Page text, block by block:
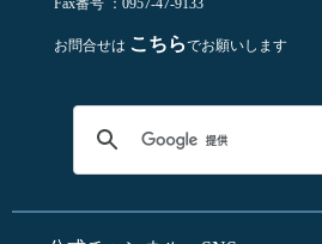
Fax番号 ：0957-47-9133
お問合せは こちらでお願いします